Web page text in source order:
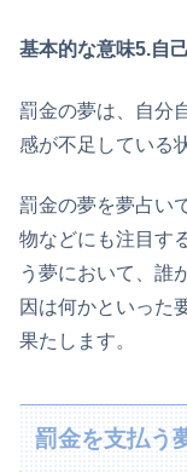
基本的な意味5.自
罰金の夢は、自分
感が不足している
罰金の夢を夢占い
物などにも注目す
う夢において、誰
因は何かといった
果たします。
罰金を支払う